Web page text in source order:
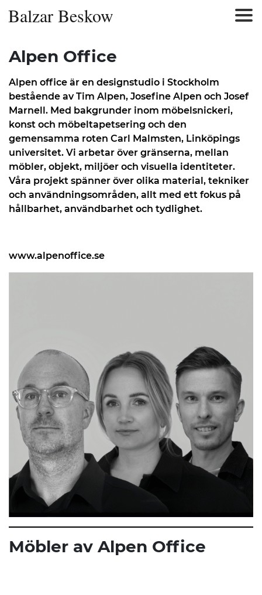
Balzar Beskow
Alpen Office
Alpen office är en designstudio i Stockholm
bestående av Tim Alpen, Josefine Alpen och Josef
Marnell. Med bakgrunder inom möbelsnickeri,
konst och möbeltapetsering och den
gemensamma roten Carl Malmsten, Linköpings
universitet. Vi arbetar över gränserna, mellan
möbler, objekt, miljöer och visuella identiteter.
Våra projekt spänner över olika material, tekniker
och användningsområden, allt med ett fokus på
hållbarhet, användbarhet och tydlighet.
www.alpenoffice.se
Möbler av Alpen Office